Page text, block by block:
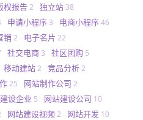
权报告2 独立站 38
申请小程序 3 电商小程序46
销 2 电子名片 22
社交电商 3 社区团购 5
移动建站2 竞品分析2
25 网站制作公司 2
设企业 5 网站建设公司 10
网站建设视频2 网站开发 10